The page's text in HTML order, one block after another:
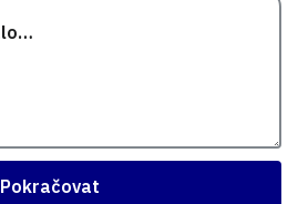
Pokračovat